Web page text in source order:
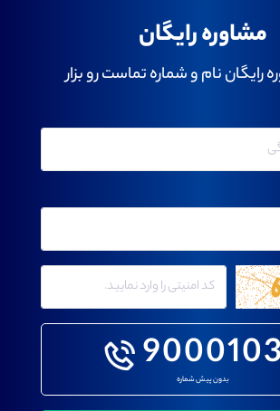
مشاوره رایگان
رایگان نام و شماره تماست رو بزار
بدون پیش شماره